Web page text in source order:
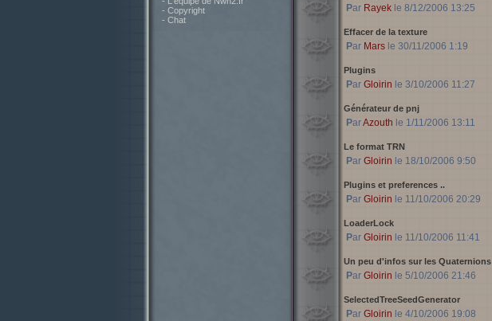
- Copyright
- Chat
Par Rayekle 8/12/2006 13:25
Effacer de la texture
Par Marsle 30/11/2006 1:19
Plugins
Par Gloirin le 3/10/2006 11:27
Générateur de pnj
ParAzouth le 1/11/2006 13:11
Le format TRN
Par Gloirin le 18/10/2006 9:50
Plugins et preferences ..
Par Gloirin le 11/10/2006 20:29
LoaderLock
Par Gloirin le 11/10/2006 11:41
Un peu d'infos sur les Quaternions
Par Gloirin le 5/10/2006 21:46
SelectedTreeSeedGenerator
Par Gloirin le 4/10/2006 19:08